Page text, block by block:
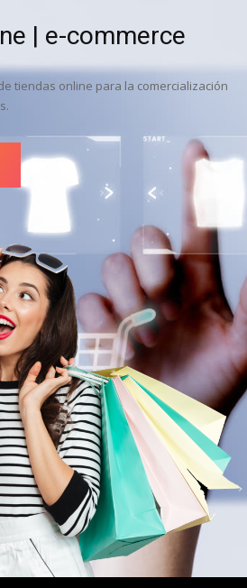
| e-commerce
tiendas online para la comercialización